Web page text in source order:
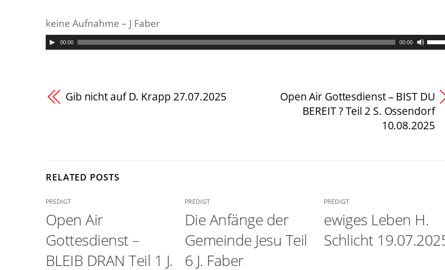
keine Aufnahme – J Faber
00:00 00:00
Gib nicht auf D. Krapp 27.07.2025
Open Air Gottesdienst – BIST DU
BEREIT ? Teil 2 S. Ossendorf
10.08.2025
RELATED POSTS
PREDIGT
Open Air
Gottesdienst –
BLEIB DRAN Teil 1 J.
PREDIGT
Die Anfänge der
Gemeinde Jesu Teil
6 J. Faber
PREDIGT
ewiges Leben H.
Schlicht